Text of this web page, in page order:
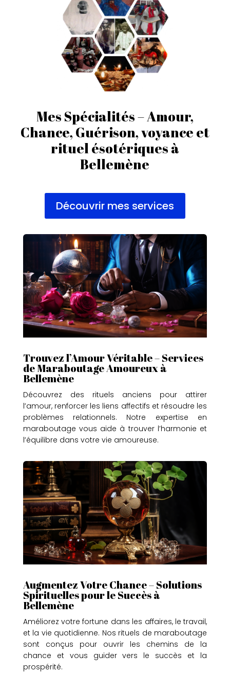
Mes Spécialités – Amour,
Chance, Guérison, voyance et
rituel ésotériques à
Bellemène
Découvrir mes services
Trouvez l’Amour Véritable – Services
de Maraboutage Amoureux à
Bellemène
Découvrez des rituels anciens pour attirer
l’amour, renforcer les liens affectifs et résoudre les
problèmes relationnels. Notre expertise en
maraboutage vous aide à trouver l’harmonie et
l’équilibre dans votre vie amoureuse.
Augmentez Votre Chance – Solutions
Spirituelles pour le Succès à
Bellemène
Améliorez votre fortune dans les affaires, le travail,
et la vie quotidienne. Nos rituels de maraboutage
sont conçus pour ouvrir les chemins de la
chance et vous guider vers le succès et la
prospérité.